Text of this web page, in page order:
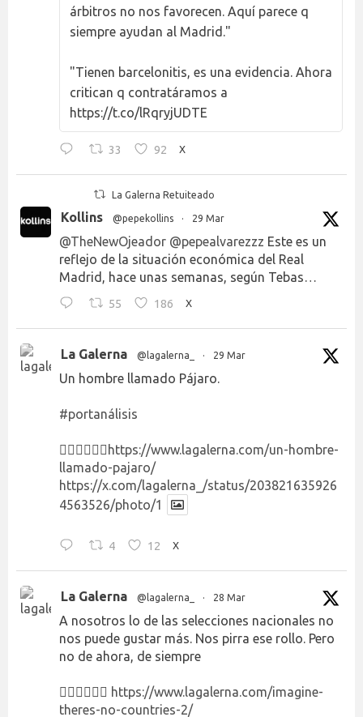
árbitros no nos favorecen. Aquí parece q
siempre ayudan al Madrid."
"Tienen barcelonitis, es una evidencia. Ahora
critican q contratáramos a
https://t.co/lRqryjUDTE
33 92 X
La Galerna Retuiteado
Kollins @pepekollins · 29 Mar
@TheNewOjeador @pepealvarezzz Este es un
reflejo de la situación económica del Real
Madrid, hace unas semanas, según Tebas…
55 186 X
La Galerna @lagalerna_ · 29 Mar
Un hombre llamado Pájaro.
#portanálisis
👉🏻👉🏻👉🏻 https://www.lagalerna.com/un-hombre-
llamado-pajaro/
https://x.com/lagalerna_/status/203821635926
4563526/photo/1
4 12 X
La Galerna @lagalerna_ · 28 Mar
A nosotros lo de las selecciones nacionales no
nos puede gustar más. Nos pirra ese rollo. Pero
no de ahora, de siempre
👉🏻👉🏻👉🏻 https://www.lagalerna.com/imagine-
theres-no-countries-2/